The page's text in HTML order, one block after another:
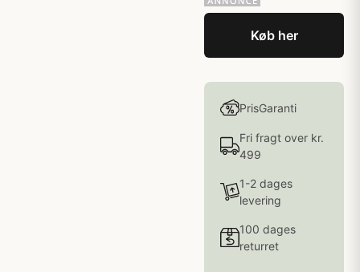
Køb her
PrisGaranti
Fri fragt over kr.
499
1-2 dages
levering
100 dages
returret